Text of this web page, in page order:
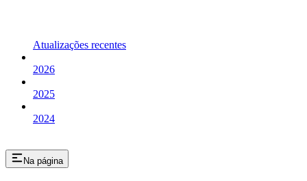
Atualizações recentes
2026
2025
2024
Na página